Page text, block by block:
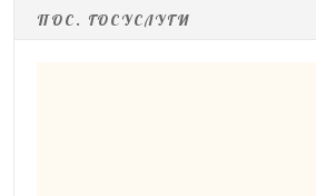
ПОС. ГОСУСЛУГИ